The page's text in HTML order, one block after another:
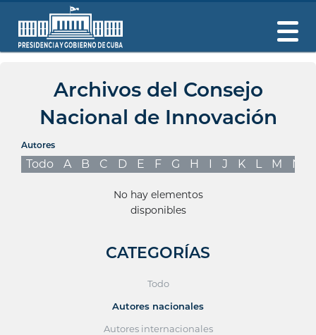
Archivos del Consejo
Nacional de Innovación
Autores
Todo A B C D E F G H I J K L M N
No hay elementos
disponibles
CATEGORÍAS
Todo
Autores nacionales
Autores internacionales